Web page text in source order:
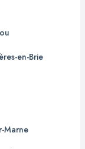
en-Brie
Marne